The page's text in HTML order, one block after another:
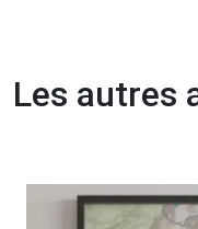
Les autres